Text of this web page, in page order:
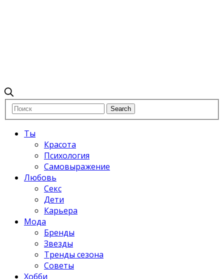
Ты
Красота
Психология
Самовыражение
Любовь
Секс
Дети
Карьера
Мода
Бренды
Звезды
Тренды сезона
Советы
Хобби